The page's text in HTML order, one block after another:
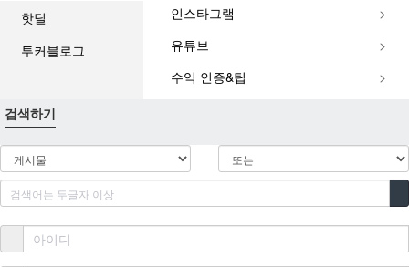
해
스
중
계
스
포
츠
중
계
해
핫딜
투커블로그
인스타그램
유튜브
수익 인증&팁
검색하기